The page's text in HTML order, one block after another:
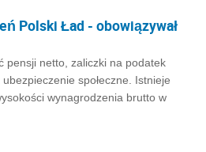
Polski Ład - obowiązywał
pensji netto, zaliczki na podatek
społeczne. Istnieje
wynagrodzenia brutto w